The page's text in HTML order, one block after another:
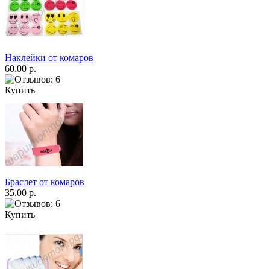
Наклейки от комаров
60.00 р.
Купить
Браслет от комаров
35.00 р.
Купить